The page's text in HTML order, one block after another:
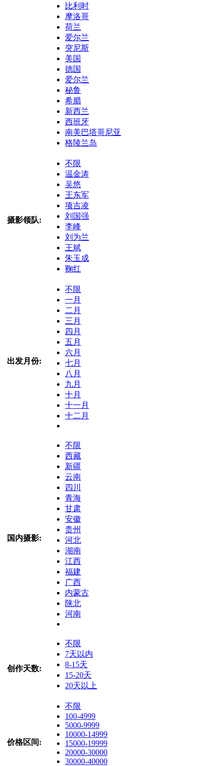
比利时
摩洛哥
荷兰
爱尔兰
突尼斯
美国
德国
爱尔兰
秘鲁
希腊
新西兰
西班牙
南美巴塔哥尼亚
格陵兰岛
摄影领队:
不限
温金涛
吴悠
王东军
项吉凌
刘国强
李峰
刘为兰
王斌
朱玉成
鞠红
出发月份:
不限
一月
二月
三月
四月
五月
六月
七月
八月
九月
十月
十一月
十二月
国内摄影:
不限
西藏
新疆
云南
四川
青海
甘肃
安徽
贵州
河北
湖南
江西
福建
广西
内蒙古
陕北
河南
创作天数:
不限
7天以内
8-15天
15-20天
20天以上
价格区间:
不限
100-4999
5000-9999
10000-14999
15000-19999
20000-30000
30000-40000